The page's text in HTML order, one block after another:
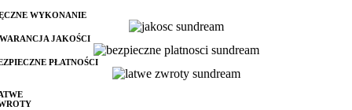
WYKONANIE
JAKOŚCI
PŁATNOŚCI